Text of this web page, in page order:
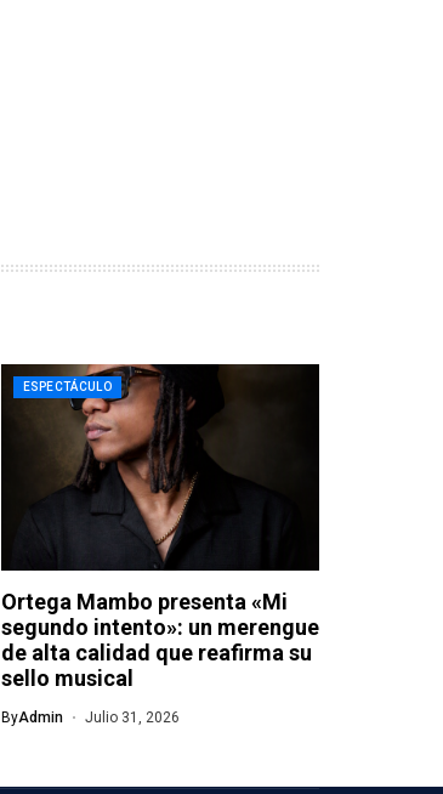
ESPECTÁCULO
Ortega Mambo presenta «Mi
segundo intento»: un merengue
de alta calidad que reafirma su
sello musical
ByAdmin Julio 31, 2026